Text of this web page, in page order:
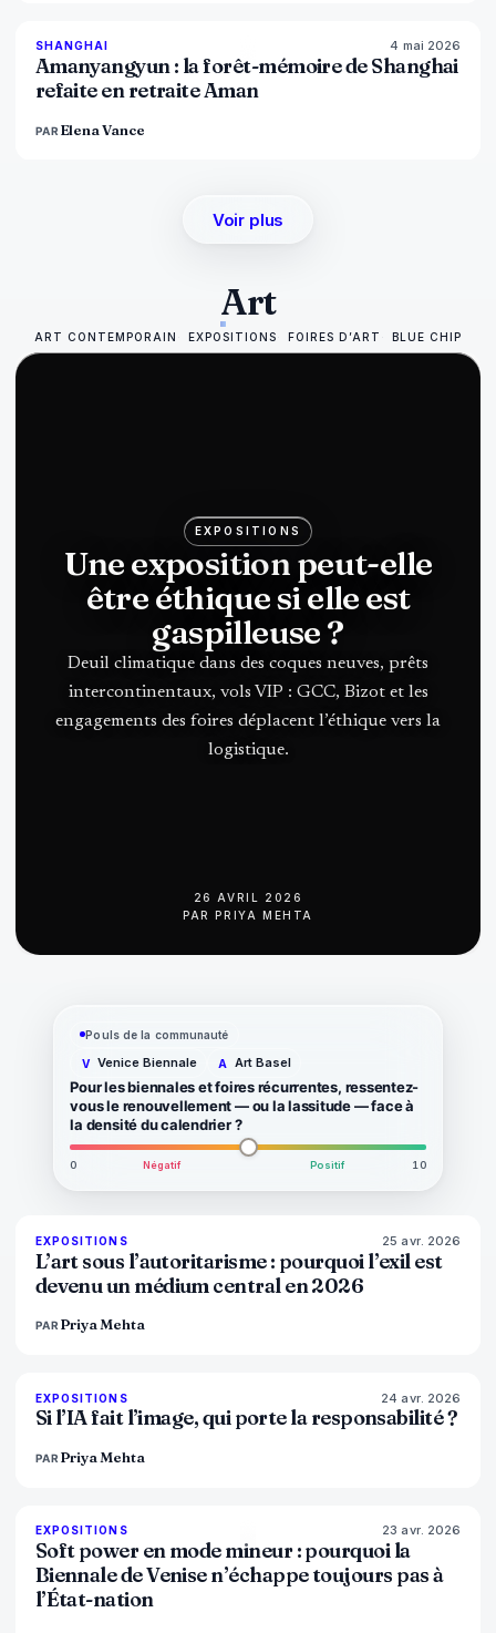
% 78
SHANGHAI 4 mai 2026
Amanyangyun : la forêt-mémoire de Shanghai
refaite en retraite Aman
PAR Elena Vance
Voir plus
Art
ART CONTEMPORAIN EXPOSITIONS FOIRES D’ART BLUE CHIP
EXPOSITIONS
Une exposition peut-elle
être éthique si elle est
gaspilleuse ?
Deuil climatique dans des coques neuves, prêts
intercontinentaux, vols VIP : GCC, Bizot et les
engagements des foires déplacent l’éthique vers la
logistique.
26 AVRIL 2026
PAR
PRIYA MEHTA
Pouls de la communauté
V Venice Biennale A Art Basel
Pour les biennales et foires récurrentes, ressentez-
vous le renouvellement — ou la lassitude — face à
la densité du calendrier ?
0 Négatif Positif 10
77% 64
EXPOSITIONS 25 avr. 2026
L’art sous l’autoritarisme : pourquoi l’exil est
devenu un médium central en 2026
PAR Priya Mehta
76% 69
EXPOSITIONS 24 avr. 2026
Si l’IA fait l’image, qui porte la responsabilité ?
PAR Priya Mehta
78% 88
EXPOSITIONS 23 avr. 2026
Soft power en mode mineur : pourquoi la
Biennale de Venise n’échappe toujours pas à
l’État-nation